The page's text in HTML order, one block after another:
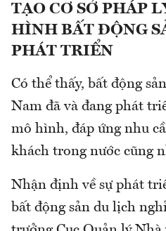
TẠO CƠ SỞ PHÁP
HÌNH BẤT ĐỘNG
PHÁT TRIỂN
Có thể thấy, bất động
Nam đã và đang phát
mô hình, đáp ứng nhu
khách trong nước cũng
Nhận định về sự phát
bất động sản du lịch